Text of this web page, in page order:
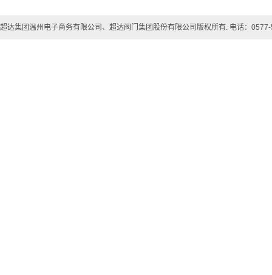
超达集团温州电子商务有限公司、超达阀门集团股份有限公司版权所有. 电话：